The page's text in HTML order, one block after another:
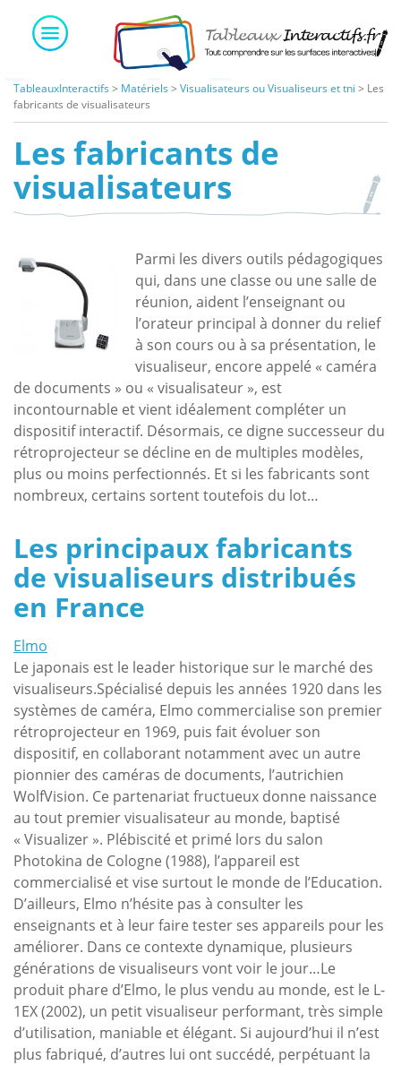
content
TableauxInteractifs > Matériels > Visualisateurs ou Visualiseurs et tni > Les
fabricants de visualisateurs
Les fabricants de
visualisateurs
Parmi les divers outils pédagogiques
qui, dans une classe ou une salle de
réunion, aident l’enseignant ou
l’orateur principal à donner du relief
à son cours ou à sa présentation, le
visualiseur, encore appelé « caméra
de documents » ou « visualisateur », est
incontournable et vient idéalement compléter un
dispositif interactif. Désormais, ce digne successeur du
rétroprojecteur se décline en de multiples modèles,
plus ou moins perfectionnés. Et si les fabricants sont
nombreux, certains sortent toutefois du lot…
Les principaux fabricants
de visualiseurs distribués
en France
Elmo
Le japonais est le leader historique sur le marché des
visualiseurs.Spécialisé depuis les années 1920 dans les
systèmes de caméra, Elmo commercialise son premier
rétroprojecteur en 1969, puis fait évoluer son
dispositif, en collaborant notamment avec un autre
pionnier des caméras de documents, l’autrichien
WolfVision. Ce partenariat fructueux donne naissance
au tout premier visualisateur au monde, baptisé
« Visualizer ». Plébiscité et primé lors du salon
Photokina de Cologne (1988), l’appareil est
commercialisé et vise surtout le monde de l’Education.
D’ailleurs, Elmo n’hésite pas à consulter les
enseignants et à leur faire tester ses appareils pour les
améliorer. Dans ce contexte dynamique, plusieurs
générations de visualiseurs vont voir le jour…Le
produit phare d’Elmo, le plus vendu au monde, est le L-
1EX (2002), un petit visualiseur performant, très simple
d’utilisation, maniable et élégant. Si aujourd’hui il n’est
plus fabriqué, d’autres lui ont succédé, perpétuant la